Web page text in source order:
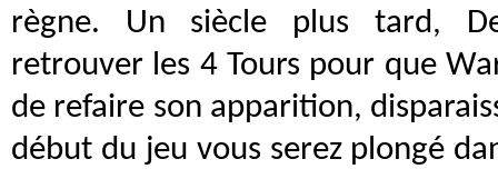
règne. Un siècle plus tard,
retrouver les 4 Tours pour que
de refaire son apparition,
début du jeu vous serez plongé